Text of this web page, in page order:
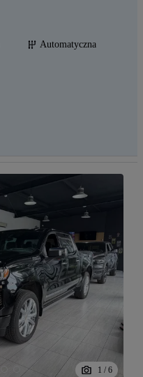
Automatyczna
1 / 6